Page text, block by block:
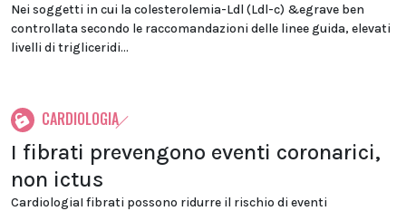
Nei soggetti in cui la colesterolemia-Ldl (Ldl-c) &egrave ben
controllata secondo le raccomandazioni delle linee guida, elevati
livelli di trigliceridi...
CARDIOLOGIA
I fibrati prevengono eventi coronarici,
non ictus
CardiologiaI fibrati possono ridurre il rischio di eventi